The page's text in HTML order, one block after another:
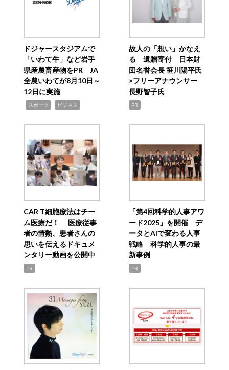
ドジャースタジアムで
「いわて牛」など岩手
県産農畜産物をPR JA
全農いわてが8月10日～
12日に実施
スポーツ ビジネス
故人の「想い」かなえ
る 遺贈寄付 日本財
団名誉会長 笹川陽平氏
×フリーアナウンサー
長野智子氏
PR
CAR T細胞療法はチー
ム医療だ！ 医療従事
者の情熱、患者さんの
思いを伝えるドキュメ
ンタリー動画を公開中
PR
「第4回科学的人事アワ
ード2025」を開催 デ
ータとAIで変わる人事
戦略 科学的人事の最
新事例
PR